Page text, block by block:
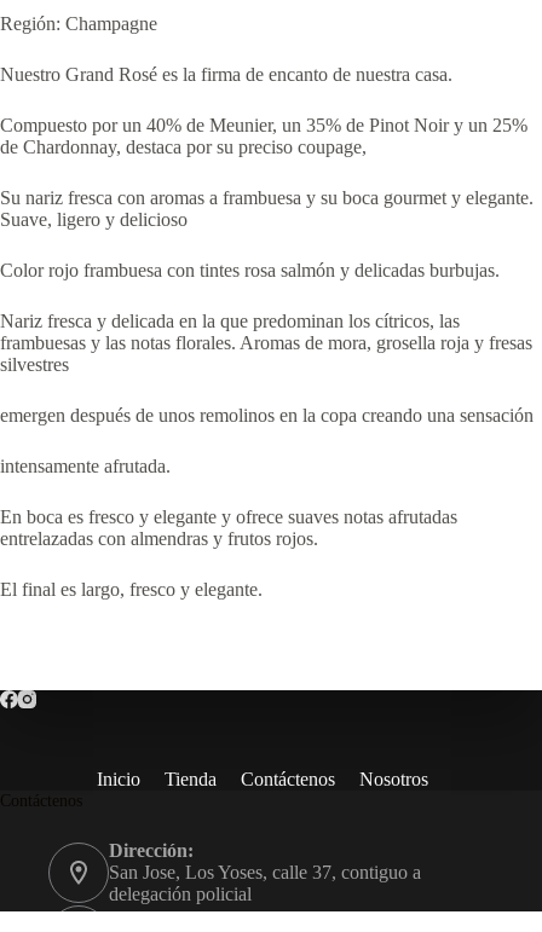
Región: Champagne
Nuestro Grand Rosé es la firma de encanto de nuestra casa.
Compuesto por un 40% de Meunier, un 35% de Pinot Noir y un 25%
de Chardonnay, destaca por su preciso coupage,
Su nariz fresca con aromas a frambuesa y su boca gourmet y elegante.
Suave, ligero y delicioso
Color rojo frambuesa con tintes rosa salmón y delicadas burbujas.
Nariz fresca y delicada en la que predominan los cítricos, las
frambuesas y las notas florales. Aromas de mora, grosella roja y fresas
silvestres
emergen después de unos remolinos en la copa creando una sensación
intensamente afrutada.
En boca es fresco y elegante y ofrece suaves notas afrutadas
entrelazadas con almendras y frutos rojos.
El final es largo, fresco y elegante.
Inicio Tienda Contáctenos Nosotros
Contáctenos
Dirección:
San Jose, Los Yoses, calle 37, contiguo a
delegación policial